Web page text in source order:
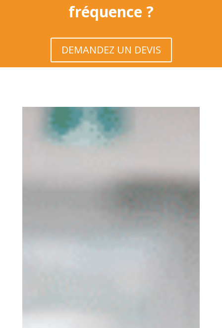
fréquence ?
DEMANDEZ UN DEVIS